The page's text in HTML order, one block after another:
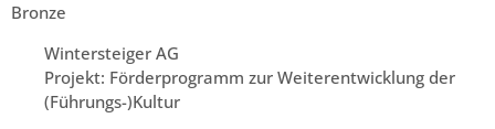
Bronze
Wintersteiger AG
Projekt: Förderprogramm zur Weiterentwicklung der
(Führungs-)Kultur